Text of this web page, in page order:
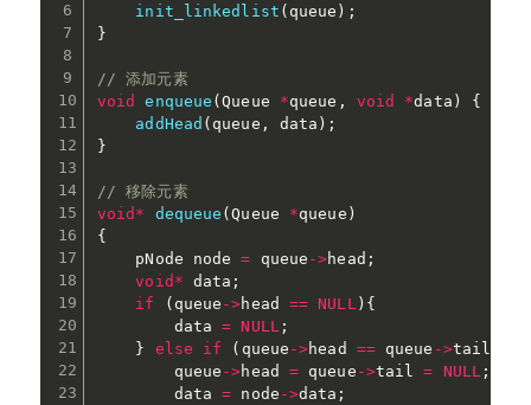
init_linkedlist ( queue ) ;
}
// 添加元素
void
enqueue (Queue *queue , void *data )
{
addHead ( queue , data ) ;
}
// 移除元素
void * dequeue (Queue *queue )
{
    pNode node
= queue ->head ;
void * data ;
if
( queue ->head == NULL ) {
        data
= NULL ;
}
else if ( queue ->head == queue ->tail
        queue
->head = queue ->tail = NULL ;
        data
= node ->data ;